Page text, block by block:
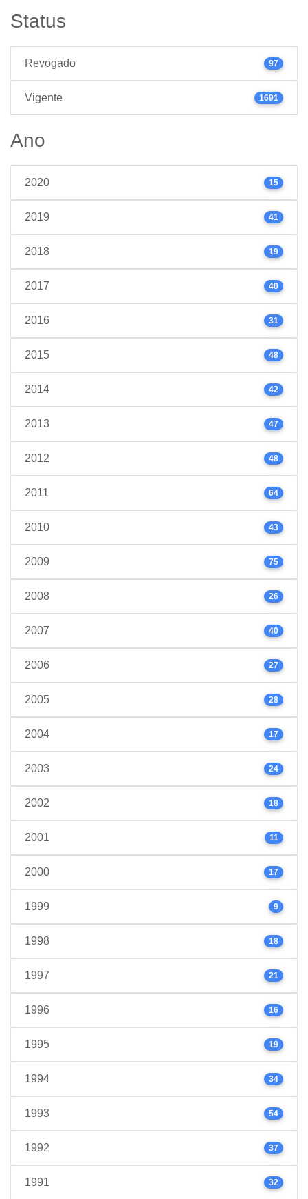
Status
Revogado 97
Vigente 1691
Ano
2020 15
2019 41
2018 19
2017 40
2016 31
2015 48
2014 42
2013 47
2012 48
2011 64
2010 43
2009 75
2008 26
2007 40
2006 27
2005 28
2004 17
2003 24
2002 18
2001 11
2000 17
1999 9
1998 18
1997 21
1996 16
1995 19
1994 34
1993 54
1992 37
1991 32